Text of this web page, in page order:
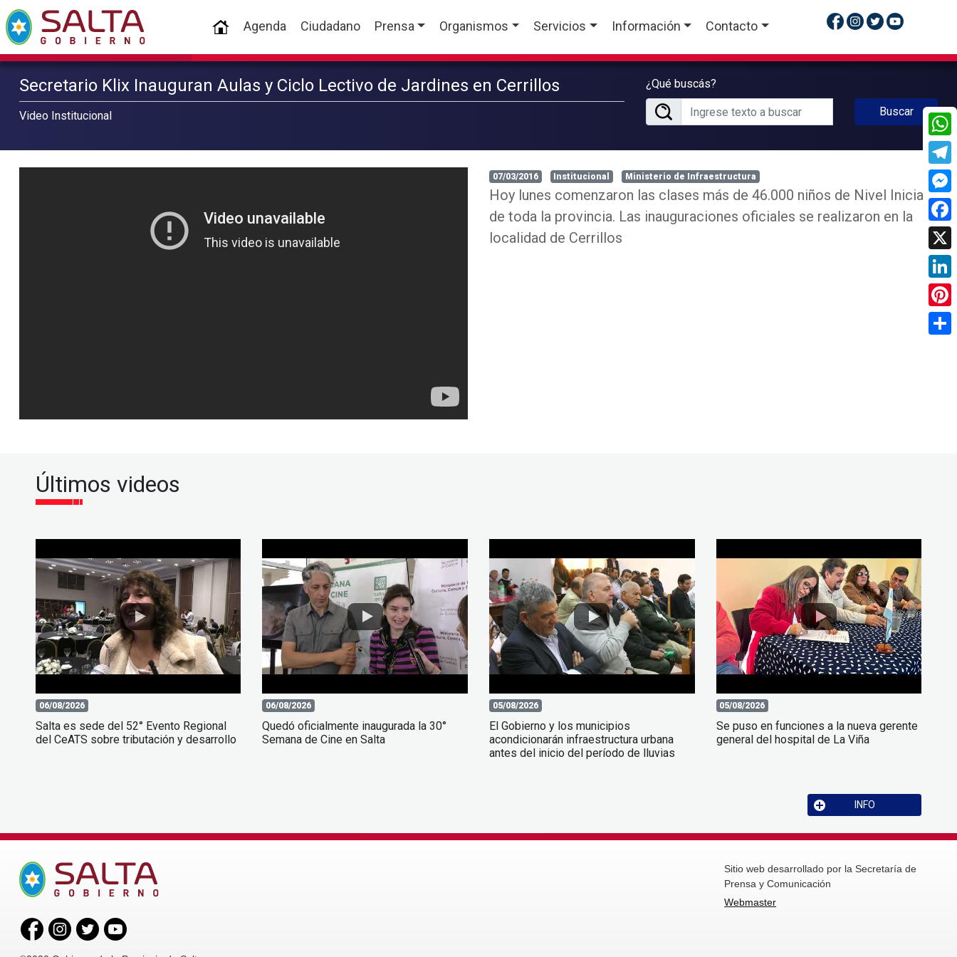
(current)
Agenda Ciudadano Prensa Organismos Servicios Información Contacto
Secretario Klix Inauguran Aulas y Ciclo Lectivo de Jardines en Cerrillos
Video Institucional
¿Qué buscás?
Buscar
07/03/2016 Institucional Ministerio de Infraestructura
Hoy lunes comenzaron las clases más de 46.000 niños de Nivel Inicial
de toda la provincia. Las inauguraciones oficiales se realizaron en la
localidad de Cerrillos
Últimos videos
06/08/2026
Salta es sede del 52° Evento Regional
del CeATS sobre tributación y desarrollo
06/08/2026
Quedó oficialmente inaugurada la 30°
Semana de Cine en Salta
05/08/2026
El Gobierno y los municipios
acondicionarán infraestructura urbana
antes del inicio del período de lluvias
05/08/2026
Se puso en funciones a la nueva gerente
general del hospital de La Viña
INFO
Sitio web desarrollado por la Secretaría de
Prensa y Comunicación
Webmaster
X